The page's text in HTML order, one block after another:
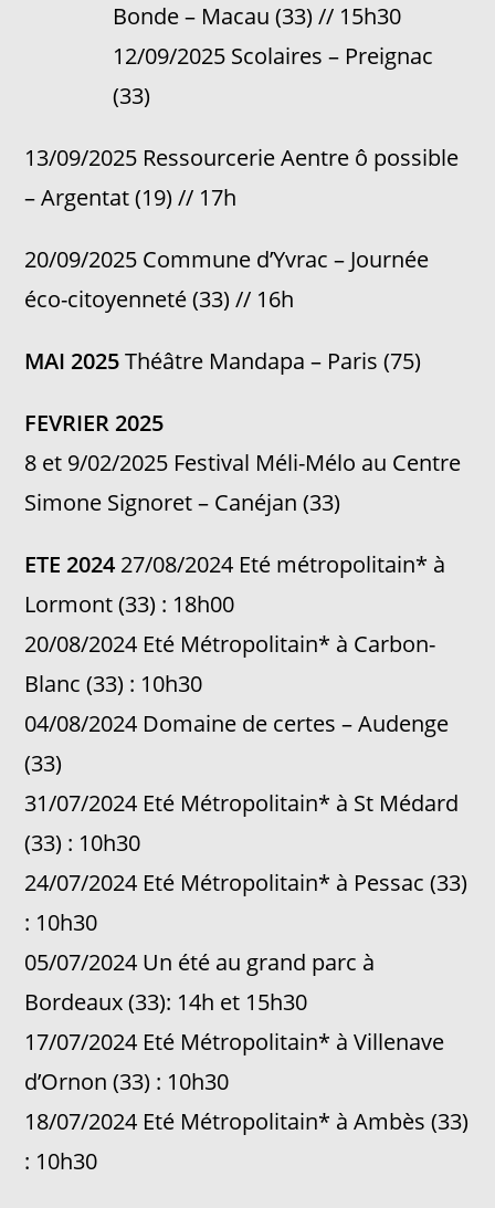
Bonde – Macau (33) // 15h30
12/09/2025 Scolaires – Preignac
(33)
13/09/2025 Ressourcerie Aentre ô possible
– Argentat (19) // 17h
20/09/2025 Commune d’Yvrac – Journée
éco-citoyenneté (33) // 16h
MAI 2025Théâtre Mandapa – Paris (75)
FEVRIER 2025
8 et 9/02/2025 Festival Méli-Mélo au Centre
Simone Signoret – Canéjan (33)
ETE 2024 27/08/2024 Eté métropolitain* à
Lormont (33) : 18h00
20/08/2024 Eté Métropolitain* à Carbon-
Blanc (33) : 10h30
04/08/2024 Domaine de certes – Audenge
(33)
31/07/2024 Eté Métropolitain* à St Médard
(33) : 10h30
24/07/2024 Eté Métropolitain* à Pessac (33)
: 10h30
05/07/2024 Un été au grand parc à
Bordeaux (33): 14h et 15h30
17/07/2024 Eté Métropolitain* à Villenave
d’Ornon (33) : 10h30
18/07/2024 Eté Métropolitain* à Ambès (33)
: 10h30